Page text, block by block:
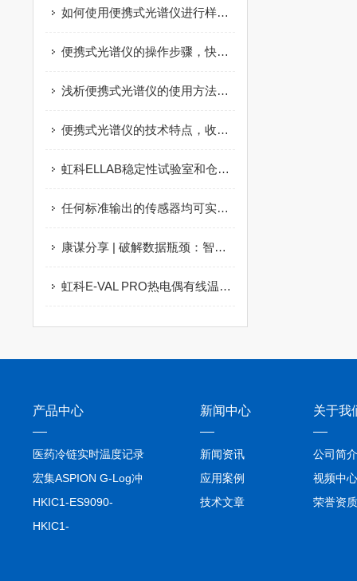
如何使用便携式光谱仪进行样品分析？
便携式光谱仪的操作步骤，快来学习下吧
浅析便携式光谱仪的使用方法及其注意事项
便携式光谱仪的技术特点，收藏起来慢慢看！
虹科ELLAB稳定性试验室和仓库存储的确认和验证
任何标准输出的传感器均可实现测量与记录,以EKO光传感器为例
康谋分享 | 破解数据瓶颈：智能汽车合成数据架构与应用实践
虹科E-VAL PRO热电偶有线温度验证系统提高辉瑞灭菌验证的效率
产品中心
医药冷链实时温度记录
仪TIVE Solo 5G
宏集ASPION G-Log冲
击记录仪
HKIC1-ES9090-
setA100/1000base-T1
HKIC1-
新闻中心
新闻资讯
应用案例
技术文章
关于我
公司简介
视频中心
荣誉资质